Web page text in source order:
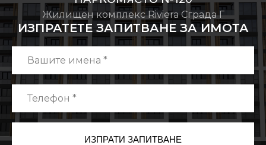
Жилищен комплекс Riviera Сграда Г
ИЗПРАТЕТЕ ЗАПИТВАНЕ ЗА ИМОТА